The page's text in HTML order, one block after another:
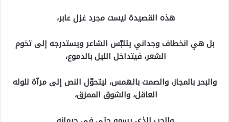
هذه القصيدة ليست مجرد غزل عابر،
بل هي انخطاف وجداني يتلبّس الشاعر ويستدرجه إلى تخوم
الشعر، فيتداخل الليل بالدموع،
والبحر بالمجاز، والصمت بالهمس، ليتحوّل النص إلى مرآة للوله
العاقل، والشوق الممزق،